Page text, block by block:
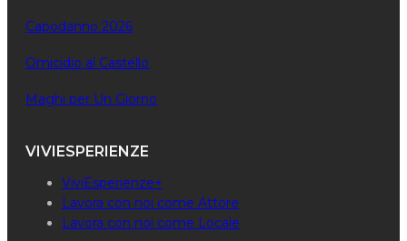
Capodanno 2026
Omicidio al Castello
Maghi per Un Giorno
VIVIESPERIENZE
ViviEsperienze+
Lavora con noi come Attore
Lavora con noi come Locale